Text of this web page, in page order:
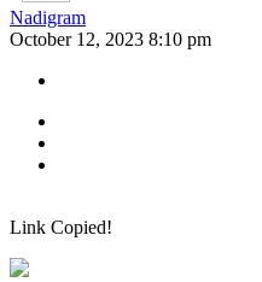
Nadigram
October 12, 2023 8:10 pm
Link Copied!